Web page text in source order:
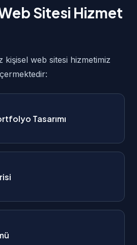
Sitesi Hizmet
web sitesi hizmetimiz
Tasarımı